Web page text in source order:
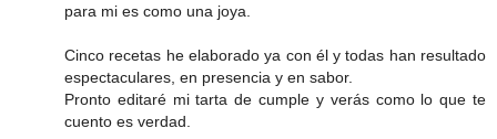
para mi es como una joya.
Cinco recetas he elaborado ya con él y todas han resultado
espectaculares, en presencia y en sabor.
Pronto editaré mi tarta de cumple y verás como lo que te
cuento es verdad.